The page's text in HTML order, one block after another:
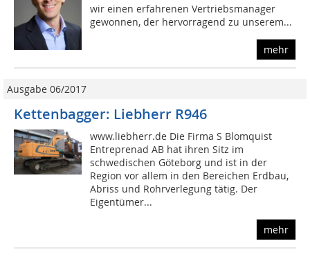
wir einen erfahrenen Vertriebsmanager
gewonnen, der hervorragend zu unserem...
mehr
Ausgabe 06/2017
Kettenbagger: Liebherr R946
www.liebherr.de Die Firma S Blomquist
Entreprenad AB hat ihren Sitz im
schwedischen Göteborg und ist in der
Region vor allem in den Bereichen Erdbau,
Abriss und Rohrverlegung tätig. Der
Eigentümer...
mehr